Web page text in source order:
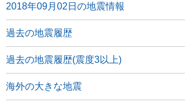
2018年09月02日の地震情報
過去の地震履歴
過去の地震履歴(震度3以上)
海外の大きな地震